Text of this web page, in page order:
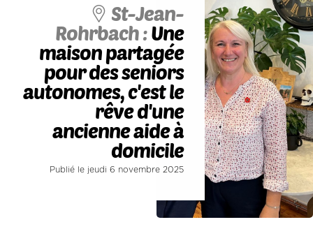
St-Jean-
Rohrbach :Une
maison partagée
pour des seniors
autonomes, c'est le
rêve d'une
ancienne aide à
domicile
Publié le jeudi 6 novembre 2025